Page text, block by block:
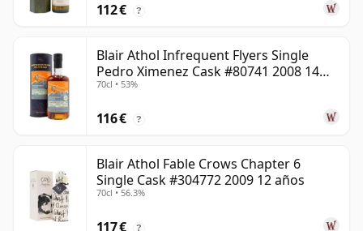
112 € ?
Blair Athol Infrequent Flyers Single
Pedro Ximenez Cask #80741 2008 14
años
70cl • 53%
116 € ?
Blair Athol Fable Crows Chapter 6
Single Cask #304772 2009 12 años
70cl • 56.3%
117 € ?